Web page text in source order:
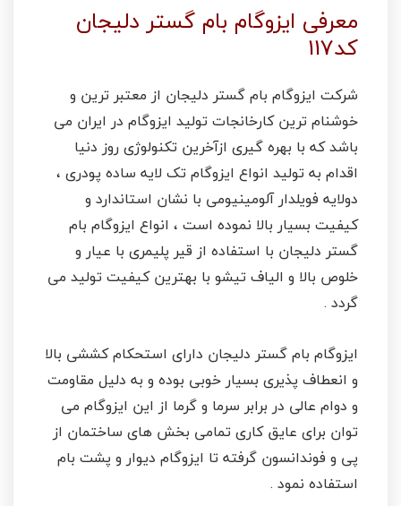
معرفی ایزوگام بام گستر دلیجان
کد117
شرکت ایزوگام بام گستر دلیجان از معتبر ترین و
خوشنام ترین کارخانجات تولید ایزوگام در ایران می
باشد که با بهره گیری ازآخرین تکنولوژی روز دنیا
اقدام به تولید انواع ایزوگام تک لایه ساده پودری ،
دولایه فویلدار آلومینیومی با نشان استاندارد و
کیفیت بسیار بالا نموده است ، انواع ایزوگام بام
گستر دلیجان با استفاده از قیر پلیمری با عیار و
خلوص بالا و الیاف تیشو با بهترین کیفیت تولید می
گردد .
ایزوگام بام گستر دلیجان دارای استحکام کششی بالا
و انعطاف پذیری بسیار خوبی بوده و به دلیل مقاومت
و دوام عالی در برابر سرما و گرما از این ایزوگام می
توان برای عایق کاری تمامی بخش های ساختمان از
پی و فوندانسون گرفته تا ایزوگام دیوار و پشت بام
استفاده نمود .